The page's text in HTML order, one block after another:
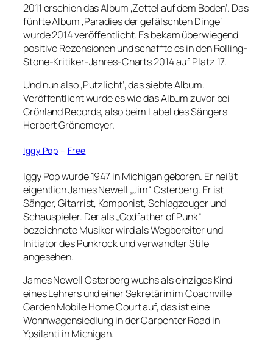
2011 erschien das Album ‚Zettel auf dem Boden‘. Das
fünfte Album ‚Paradies der gefälschten Dinge‘
wurde 2014 veröffentlicht. Es bekam überwiegend
positive Rezensionen und schaffte es in den Rolling-
Stone-Kritiker-Jahres-Charts 2014 auf Platz 17.
Und nun also ‚Putzlicht‘, das siebte Album.
Veröffentlicht wurde es wie das Album zuvor bei
Grönland Records, also beim Label des Sängers
Herbert Grönemeyer.
Iggy Pop – Free
Iggy Pop wurde 1947 in Michigan geboren. Er heißt
eigentlich James Newell „Jim“ Osterberg. Er ist
Sänger, Gitarrist, Komponist, Schlagzeuger und
Schauspieler. Der als „Godfather of Punk“
bezeichnete Musiker wird als Wegbereiter und
Initiator des Punkrock und verwandter Stile
angesehen.
James Newell Osterberg wuchs als einziges Kind
eines Lehrers und einer Sekretärin im Coachville
Garden Mobile Home Court auf, das ist eine
Wohnwagensiedlung in der Carpenter Road in
Ypsilanti in Michigan.